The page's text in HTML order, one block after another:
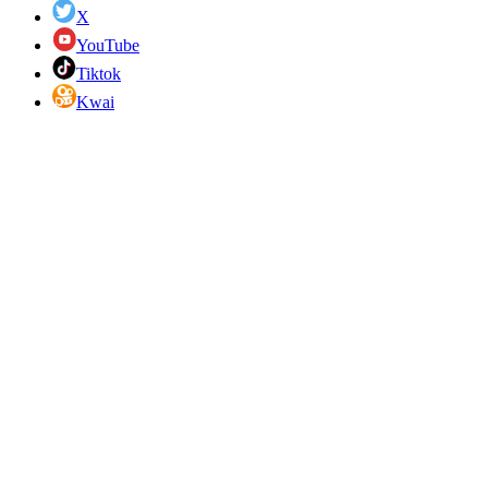
X
YouTube
Tiktok
Kwai